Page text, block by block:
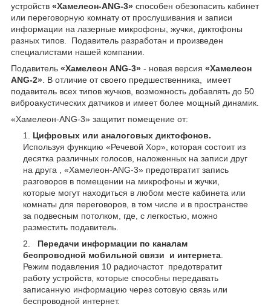
устройств «Хамелеон-ANG-3» способен обезопасить кабинет
или переговорную комнату от прослушивания и записи
информации на лазерные микрофоны, жучки, диктофоны
разных типов. Подавитель разработан и произведен
специалистами нашей компании.
Подавитель «Хамелеон ANG-3» - новая версия «Хамелеон
ANG-2» . В отличие от своего предшественника, имеет
подавитель всех типов жучков, возможность добавлять до 50
виброакустических датчиков и имеет более мощный динамик.
«Хамелеон-ANG-3» защитит помещение от:
Цифровых или аналоговых диктофонов.
Используя функцию «Речевой Хор», которая состоит из
десятка различных голосов, наложенных на записи друг
на друга , «Хамелеон-ANG-3» предотвратит запись
разговоров в помещении на микрофоны и жучки,
которые могут находиться в любом месте кабинета или
комнаты для переговоров, в том числе и в пространстве
за подвесным потолком, где, с легкостью, можно
разместить подавитель.
Передачи информации по каналам
беспроводной мобильной связи и интернета
Режим подавления 10 радиочастот предотвратит
работу устройств, которые способны передавать
записанную информацию через сотовую связь или
беспроводной интернет.